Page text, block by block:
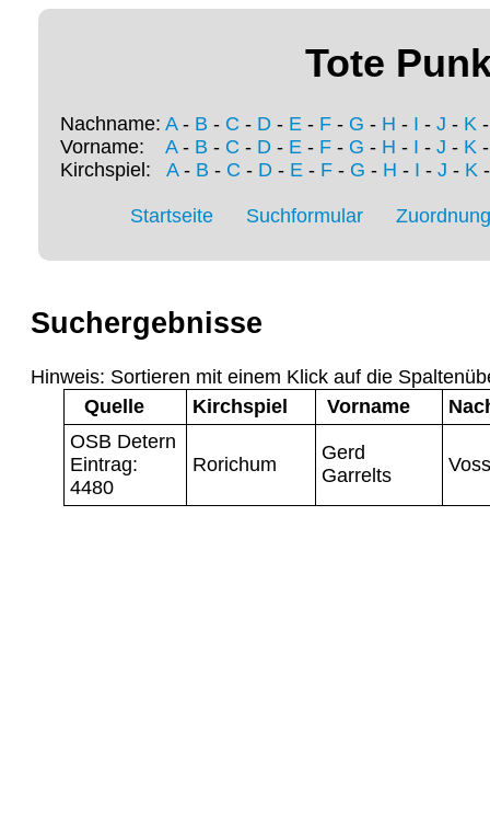
Tote
Nachname: A- B - C - D - E - F - G - H - I - J - K
Vorname: A- B - C - D - E - F - G - H - I - J - K
Kirchspiel: A- B - C - D- E- F- G - H - I - J - K
Startseite Suchformular
Suchergebnisse
Hinweis: Sortieren mit einem Klick auf die
Quelle
Kirchspiel Vorname
OSB Detern
Eintrag:
4480
Rorichum
Gerd
Garrelts